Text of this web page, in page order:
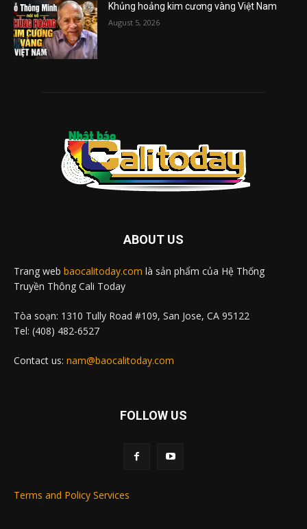
Khủng hoảng kim cương vàng Việt Nam
August 5, 2026
ABOUT US
Trang web baocalitoday.com là sản phẩm của Hệ Thống
Truyền Thông Cali Today
Tòa soạn: 1310 Tully Road #109, San Jose, CA 95122
Tel: (408) 482-6527
Contact us: nam@baocalitoday.com
FOLLOW US
Terms and Policy Services